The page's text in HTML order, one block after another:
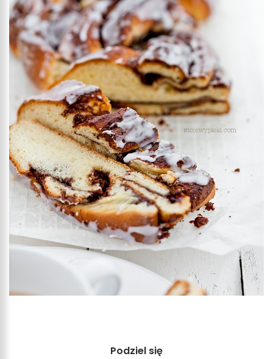
Podziel się